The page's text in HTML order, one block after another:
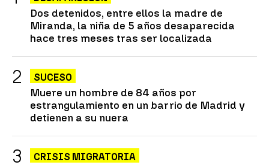
Dos detenidos, entre ellos la madre de
Miranda, la niña de 5 años desaparecida
hace tres meses tras ser localizada
SUCESO
Muere un hombre de 84 años por
estrangulamiento en un barrio de Madrid y
detienen a su nuera
CRISIS MIGRATORIA